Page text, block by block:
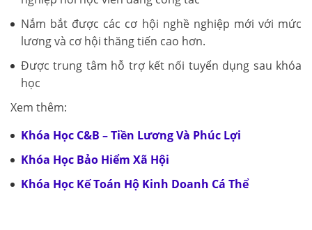
Nắm bắt được các cơ hội nghề nghiệp mới với mức
lương và cơ hội thăng tiến cao hơn.
Được trung tâm hỗ trợ kết nối tuyển dụng sau khóa
học
Xem thêm:
Khóa Học C&B – Tiền Lương Và Phúc Lợi
Khóa Học Bảo Hiểm Xã Hội
Khóa Học Kế Toán Hộ Kinh Doanh Cá Thể